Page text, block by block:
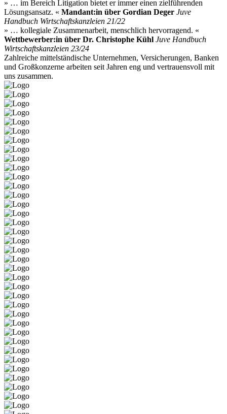
» … im Bereich Litigation bietet er immer einen zielführenden
Lösungsansatz. « Mandant:in über Gordian Deger Juve
Handbuch Wirtschaftskanzleien 21/22
» … kollegiale Zusammenarbeit, menschlich hervorragend. «
Wettbewerber:in über Dr. Christophe Kühl Juve Handbuch
Wirtschaftskanzleien 23/24
Zahlreiche mittelständische Unternehmen, Versicherungen, Banken
und Großkonzerne arbeiten seit Jahren eng und vertrauensvoll mit
uns zusammen.